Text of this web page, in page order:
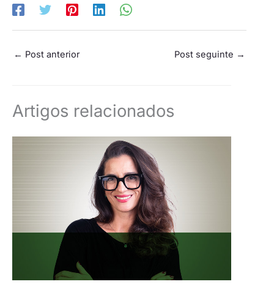
← Post anterior Post seguinte →
Artigos relacionados